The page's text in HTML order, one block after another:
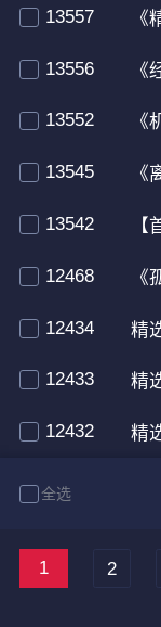
13557 《
13556 《
13552 《机
13545 《
13542 【
12468 《
12434 精
12433 精
12432 精
全选
1 2